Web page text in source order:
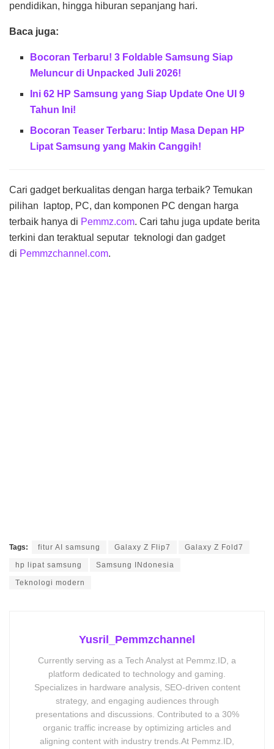
pendidikan, hingga hiburan sepanjang hari.
Baca juga:
Bocoran Terbaru! 3 Foldable Samsung Siap
Meluncur di Unpacked Juli 2026!
Ini 62 HP Samsung yang Siap Update One UI 9
Tahun Ini!
Bocoran Teaser Terbaru: Intip Masa Depan HP
Lipat Samsung yang Makin Canggih!
Cari gadget berkualitas dengan harga terbaik? Temukan
pilihan
laptop, PC, dan komponen PC dengan harga
terbaik hanya di Pemmz.com. Cari tahu juga update berita
terkini dan teraktual seputar teknologi dan gadget
di Pemmzchannel.com.
Tags: fitur AI samsung Galaxy Z Flip7 Galaxy Z Fold7
hp lipat samsung Samsung INdonesia
Teknologi modern
Yusril_Pemmzchannel
Currently serving as a Tech Analyst at Pemmz.ID, a
platform dedicated to technology and gaming.
Specializes in hardware analysis, SEO-driven content
strategy, and engaging audiences through
presentations and discussions. Contributed to a 30%
organic traffic increase by optimizing articles and
aligning content with industry trends.At Pemmz.ID,